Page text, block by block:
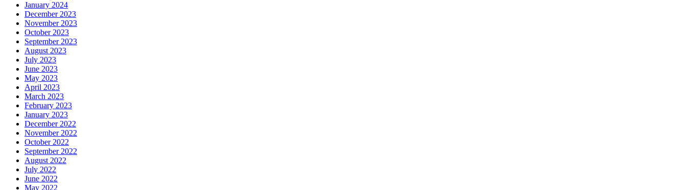
January 2024
December 2023
November 2023
October 2023
September 2023
August 2023
July 2023
June 2023
May 2023
April 2023
March 2023
February 2023
January 2023
December 2022
November 2022
October 2022
September 2022
August 2022
July 2022
June 2022
May 2022